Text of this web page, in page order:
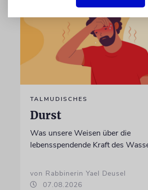
TALMUDISCHES
Durst
Was unsere Weisen über die
lebensspendende Kraft des
von Rabbinerin Yael Deusel
07.08.2026